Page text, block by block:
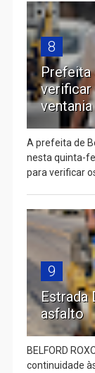
8
Prefeita
verificar
ventania
A prefeita de
nesta quinta-
para verificar
9
Estrada
asfalto
BELFORD
continuidade